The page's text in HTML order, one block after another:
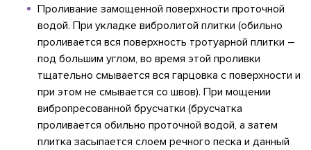
Проливание замощенной поверхности проточной
водой. При укладке вибролитой плитки (обильно
проливается вся поверхность тротуарной плитки –
под большим углом, во время этой проливки
тщательно смывается вся гарцовка с поверхности и
при этом не смывается со швов). При мощении
вибропресованной брусчатки (брусчатка
проливается обильно проточной водой, а затем
плитка засыпается слоем речного песка и данный